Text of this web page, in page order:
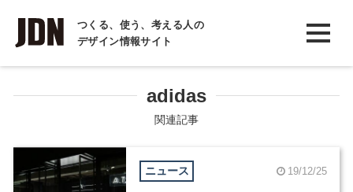
つくる、使う、考える人の
デザイン情報サイト
INTERVIEW
インタビュー
COLUMN
コラム
adidas
関連記事
ニュース 19/12/25